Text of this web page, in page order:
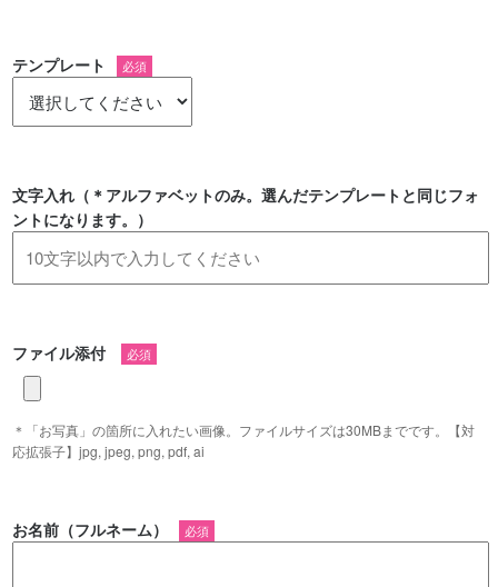
テンプレート 必須
文字入れ（＊アルファベットのみ。選んだテンプレートと同じフォ
ントになります。）
ファイル添付 必須
＊「お写真」の箇所に入れたい画像。ファイルサイズは30MBまでです。【対
応拡張子】jpg, jpeg, png, pdf, ai
お名前（フルネーム） 必須